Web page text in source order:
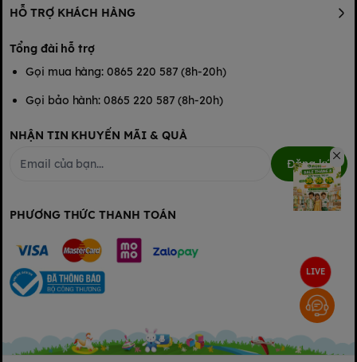
HỖ TRỢ KHÁCH HÀNG
Tổng đài hỗ trợ
Gọi mua hàng: 0865 220 587 (8h-20h)
Gọi bảo hành: 0865 220 587 (8h-20h)
NHẬN TIN KHUYẾN MÃI & QUÀ
Đăng ký
PHƯƠNG THỨC THANH TOÁN
LIVE